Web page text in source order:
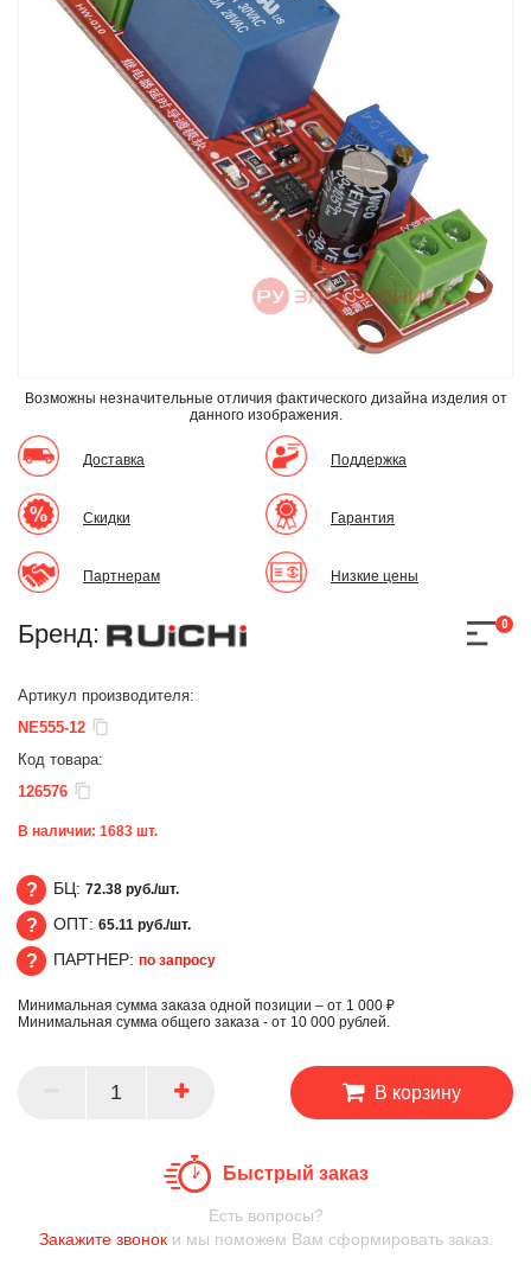
Возможны незначительные отличия фактического дизайна изделия от
данного изображения.
Доставка
Скидки
Партнерам
Поддержка
Гарантия
Низкие цены
Бренд: 0
Артикул производителя:
NE555-12
Код товара:
126576
В наличии: 1683 шт.
БЦ
БЦ: 72.38 руб./шт.
ОПТ
ОПТ: 65.11 руб./шт.
ПАРТНЕР
ПАРТНЕР: по запросу
Минимальная сумма заказа одной позиции – от 1 000 ₽
Минимальная сумма общего заказа - от 10 000 рублей.
В корзину
Быстрый заказ
Есть вопросы?
Закажите звоноки мы поможем Вам сформировать заказ.